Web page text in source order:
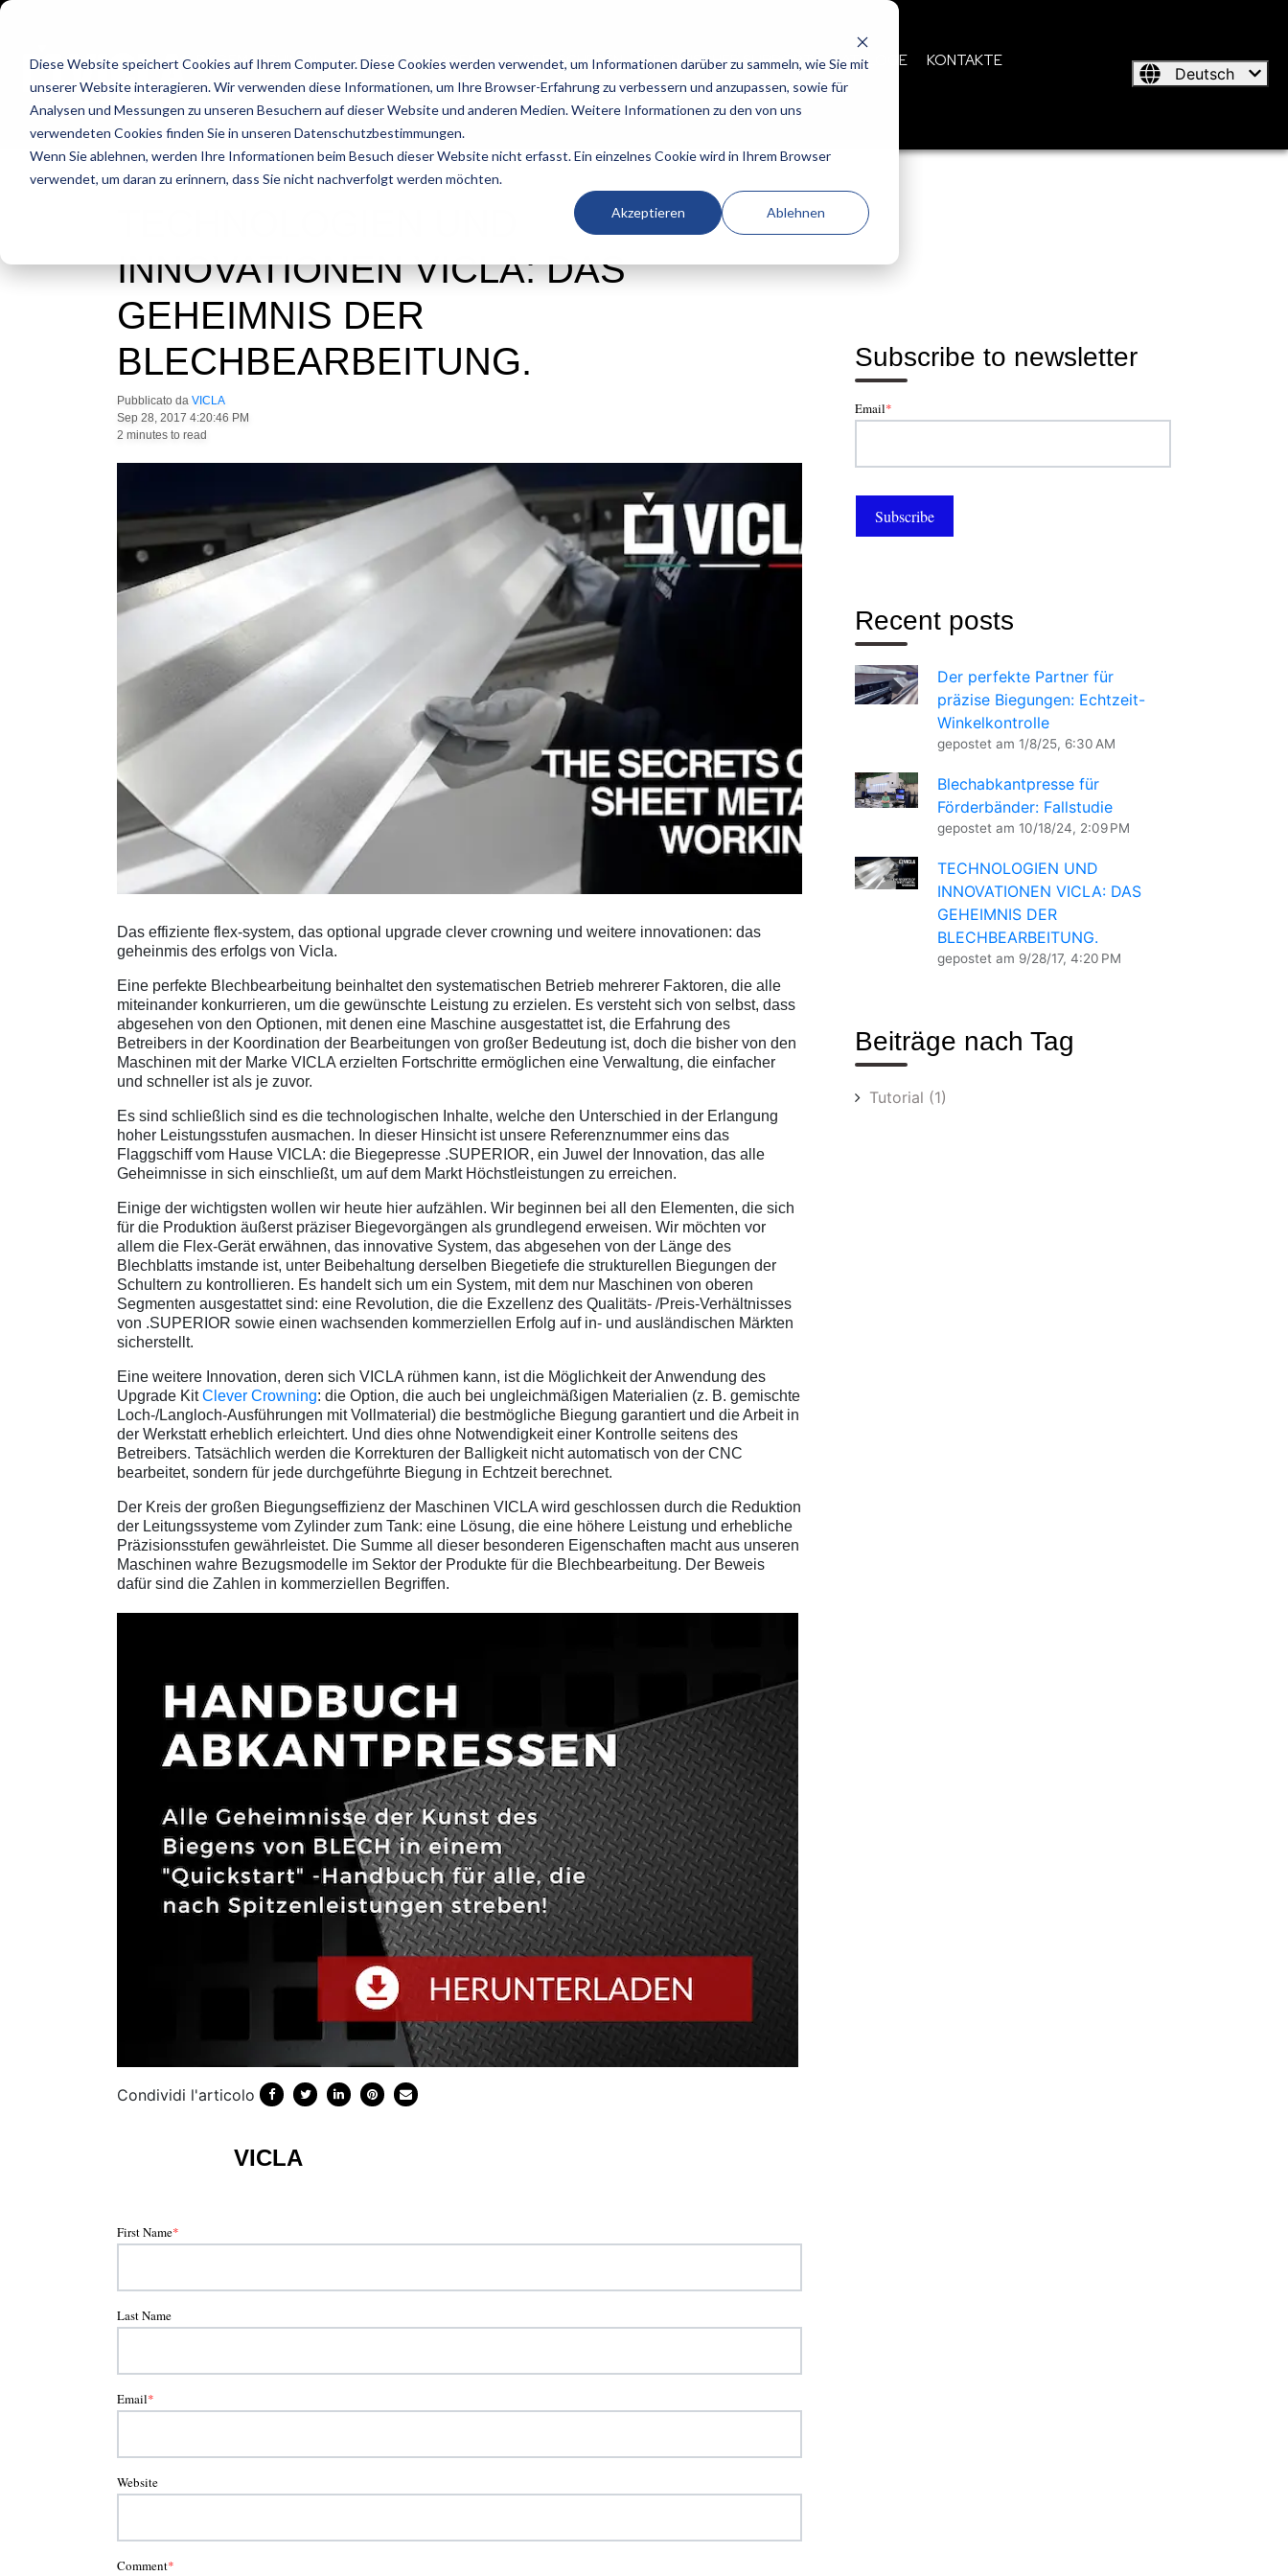
Diese Website speichert Cookies auf Ihrem Computer. Diese Cookies werden verwendet, um Informationen darüber zu sammeln, wie Sie mit
unserer Website interagieren. Wir verwenden diese Informationen, um Ihre Browser-Erfahrung zu verbessern und anzupassen, sowie für
Analysen und Messungen zu unseren Besuchern auf dieser Website und anderen Medien. Weitere Informationen zu den von uns
verwendeten Cookies finden Sie in unseren Datenschutzbestimmungen.
Wenn Sie ablehnen, werden Ihre Informationen beim Besuch dieser Website nicht erfasst. Ein einzelnes Cookie wird in Ihrem Browser
verwendet, um daran zu erinnern, dass Sie nicht nachverfolgt werden möchten.
Akzeptieren Ablehnen
BIEGEMASCHINEN SPEZIALANLAGEN TAFELSCHEREN TECHNISCHER SUPPORT KATALOGE KONTAKTE
ANGEBOT
Deutsch
INNOVATIONEN VICLA: DAS
GEHEIMNIS DER
BLECHBEARBEITUNG.
Pubblicato da VICLA
Sep 28, 2017 4:20:46 PM
2 minutes to read
Das effiziente flex-system, das optional upgrade clever crowning und weitere innovationen: das
geheinmis des erfolgs von Vicla.
Eine perfekte Blechbearbeitung beinhaltet den systematischen Betrieb mehrerer Faktoren, die alle
miteinander konkurrieren, um die gewünschte Leistung zu erzielen. Es versteht sich von selbst, dass
abgesehen von den Optionen, mit denen eine Maschine ausgestattet ist, die Erfahrung des
Betreibers in der Koordination der Bearbeitungen von großer Bedeutung ist, doch die bisher von den
Maschinen mit der Marke VICLA erzielten Fortschritte ermöglichen eine Verwaltung, die einfacher
und schneller ist als je zuvor.
Es sind schließlich sind es die technologischen Inhalte, welche den Unterschied in der Erlangung
hoher Leistungsstufen ausmachen. In dieser Hinsicht ist unsere Referenznummer eins das
Flaggschiff vom Hause VICLA: die Biegepresse .SUPERIOR, ein Juwel der Innovation, das alle
Geheimnisse in sich einschließt, um auf dem Markt Höchstleistungen zu erreichen.
Einige der wichtigsten wollen wir heute hier aufzählen. Wir beginnen bei all den Elementen, die sich
für die Produktion äußerst präziser Biegevorgängen als grundlegend erweisen. Wir möchten vor
allem die Flex-Gerät erwähnen, das innovative System, das abgesehen von der Länge des
Blechblatts imstande ist, unter Beibehaltung derselben Biegetiefe die strukturellen Biegungen der
Schultern zu kontrollieren. Es handelt sich um ein System, mit dem nur Maschinen von oberen
Segmenten ausgestattet sind: eine Revolution, die die Exzellenz des Qualitäts- /Preis-Verhältnisses
von .SUPERIOR sowie einen wachsenden kommerziellen Erfolg auf in- und ausländischen Märkten
sicherstellt.
Eine weitere Innovation, deren sich VICLA rühmen kann, ist die Möglichkeit der Anwendung des
Upgrade KitClever Crowning: die Option, die auch bei ungleichmäßigen Materialien (z. B. gemischte
Loch-/Langloch-Ausführungen mit Vollmaterial) die bestmögliche Biegung garantiert und die Arbeit in
der Werkstatt erheblich erleichtert. Und dies ohne Notwendigkeit einer Kontrolle seitens des
Betreibers. Tatsächlich werden die Korrekturen der Balligkeit nicht automatisch von der CNC
bearbeitet, sondern für jede durchgeführte Biegung in Echtzeit berechnet.
Der Kreis der großen Biegungseffizienz der Maschinen VICLA wird geschlossen durch die Reduktion
der Leitungssysteme vom Zylinder zum Tank: eine Lösung, die eine höhere Leistung und erhebliche
Präzisionsstufen gewährleistet. Die Summe all dieser besonderen Eigenschaften macht aus unseren
Maschinen wahre Bezugsmodelle im Sektor der Produkte für die Blechbearbeitung. Der Beweis
dafür sind die Zahlen in kommerziellen Begriffen.
Condividi l'articolo
VICLA
First Name*
Last Name
Email*
Website
Comment*
Subscribe to newsletter
Email*
Recent posts
Der perfekte Partner für
präzise Biegungen: Echtzeit-
Winkelkontrolle
gepostet am 1/8/25, 6:30 AM
Blechabkantpresse für
Förderbänder: Fallstudie
gepostet am 10/18/24, 2:09 PM
TECHNOLOGIEN UND
INNOVATIONEN VICLA: DAS
GEHEIMNIS DER
BLECHBEARBEITUNG.
gepostet am 9/28/17, 4:20 PM
Beiträge nach Tag
Tutorial (1)